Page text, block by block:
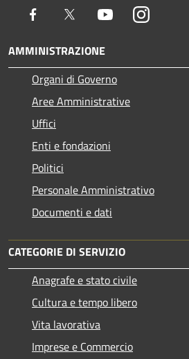
Facebook Twitter YoutubeInstagram
AMMINISTRAZIONE
Organi di Governo
Aree Amministrative
Uffici
Enti e fondazioni
Politici
Personale Amministrativo
Documenti e dati
CATEGORIE DI SERVIZIO
Anagrafe e stato civile
Cultura e tempo libero
Vita lavorativa
Imprese e Commercio